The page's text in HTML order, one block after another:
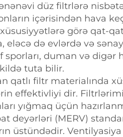
düz filtrlərə
içərisindən hava
görə qat-
də evlərdə və
sporları, duman və digər
tuta bilir.
qatlı filtr materialında
effektivliyi dir.
yığmaq üçün
deyərləri (MERV)
üstündədir. Ventilyasiya